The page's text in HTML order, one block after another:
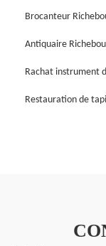
Brocanteur
Antiquaire
Rachat instrument
Restauration de